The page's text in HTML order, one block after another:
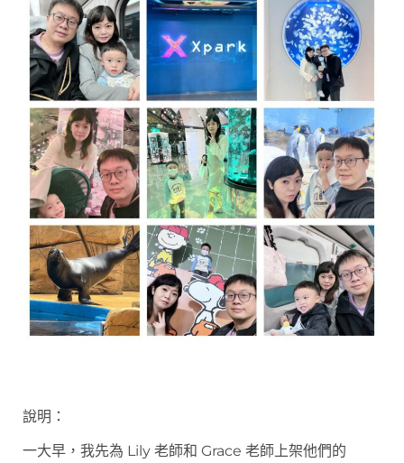
說明：
一大早，我先為 Lily 老師和 Grace 老師上架他們的